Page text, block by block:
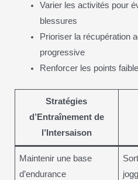
Varier les activités pour
blessures
Prioriser la récupération
progressive
Renforcer les points
Stratégies
d’Entraînement de
l’Intersaison
Maintenir une base
d’endurance